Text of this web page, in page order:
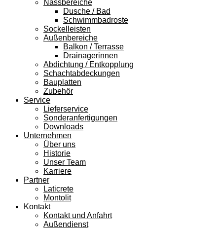
Nassbereiche
Dusche / Bad
Schwimmbadroste
Sockelleisten
Außenbereiche
Balkon / Terrasse
Drainagerinnen
Abdichtung / Entkopplung
Schachtabdeckungen
Bauplatten
Zubehör
Service
Lieferservice
Sonderanfertigungen
Downloads
Unternehmen
Über uns
Historie
Unser Team
Karriere
Partner
Laticrete
Montolit
Kontakt
Kontakt und Anfahrt
Außendienst